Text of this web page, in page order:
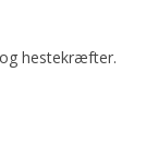
hestekræfter.